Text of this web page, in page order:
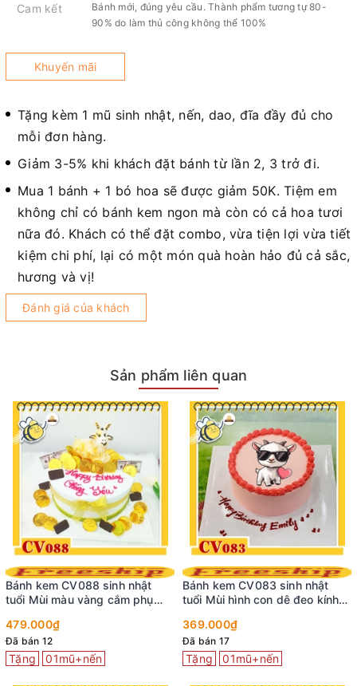
Cam kết
Bánh mới, đúng yêu cầu. Thành phẩm tương tự 80-
90% do làm thủ công không thể 100%
Khuyến mãi
Tặng kèm 1 mũ sinh nhật, nến, dao, đĩa đầy đủ cho
mỗi đơn hàng.
Giảm 3-5% khi khách đặt bánh từ lần 2, 3 trở đi.
Mua 1 bánh + 1 bó hoa sẽ được giảm 50K. Tiệm em
không chỉ có bánh kem ngon mà còn có cả hoa tươi
nữa đó. Khách có thể đặt combo, vừa tiện lợi vừa tiết
kiệm chi phí, lại có một món quà hoàn hảo đủ cả sắc,
hương và vị!
Đánh giá của khách
Sản phẩm liên quan
Bánh kem CV088 sinh nhật
tuổi Mùi màu vàng cắm phụ
479.000₫
Đã bán 12
Tặng 01mũ+nến
Bánh kem CV083 sinh nhật
tuổi Mùi hình con dê đeo kính
369.000₫
Đã bán 17
Tặng 01mũ+nến